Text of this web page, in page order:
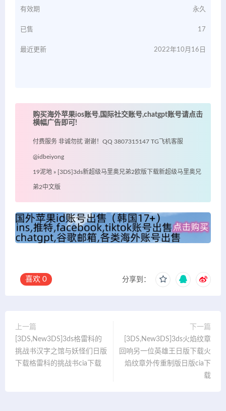
有效期 永久
已售 17
最近更新 2022年10月16日
购买海外苹果ios账号,国际社交账号,chatgpt账号请点击
横幅广告即可!
付费服务 非诚勿扰 谢谢！QQ 3807315147 TG飞机客服
@idbeiyong
19泥地 » [3DS]3ds新超级马里奥兄弟2欧版下载新超级马里奥兄
弟2中文版
喜欢 0 分享到：
上一篇
[3DS,New3DS]3ds格雷科的
挑战书汉字之馆与妖怪们日版
下载格雷科的挑战书cia下载
下一篇
[3DS,New3DS]3ds火焰纹章
回响另一位英雄王日版下载火
焰纹章外传重制版日版cia下
载